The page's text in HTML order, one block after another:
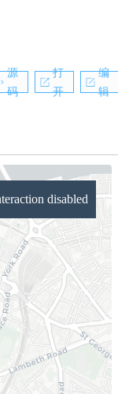
源
码
打
开
编
辑